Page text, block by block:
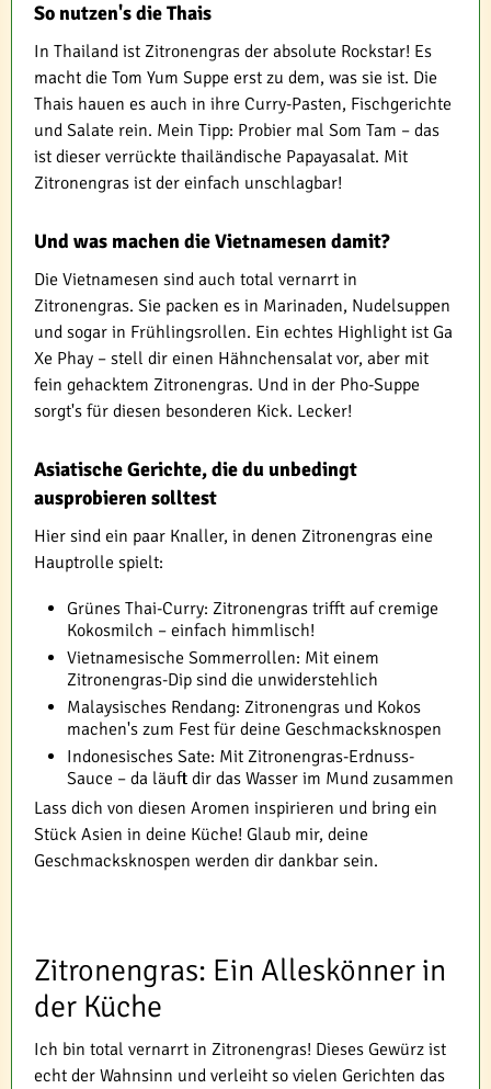
So nutzen's die Thais
In Thailand ist Zitronengras der absolute Rockstar! Es
macht die Tom Yum Suppe erst zu dem, was sie ist. Die
Thais hauen es auch in ihre Curry-Pasten, Fischgerichte
und Salate rein. Mein Tipp: Probier mal Som Tam – das
ist dieser verrückte thailändische Papayasalat. Mit
Zitronengras ist der einfach unschlagbar!
Und was machen die Vietnamesen damit?
Die Vietnamesen sind auch total vernarrt in
Zitronengras. Sie packen es in Marinaden, Nudelsuppen
und sogar in Frühlingsrollen. Ein echtes Highlight ist Ga
Xe Phay – stell dir einen Hähnchensalat vor, aber mit
fein gehacktem Zitronengras. Und in der Pho-Suppe
sorgt's für diesen besonderen Kick. Lecker!
Asiatische Gerichte, die du unbedingt
ausprobieren solltest
Hier sind ein paar Knaller, in denen Zitronengras eine
Hauptrolle spielt:
Grünes Thai-Curry: Zitronengras trifft auf cremige
Kokosmilch – einfach himmlisch!
Vietnamesische Sommerrollen: Mit einem
Zitronengras-Dip sind die unwiderstehlich
Malaysisches Rendang: Zitronengras und Kokos
machen's zum Fest für deine Geschmacksknospen
Indonesisches Sate: Mit Zitronengras-Erdnuss-
Sauce – da läuft dir das Wasser im Mund zusammen
Lass dich von diesen Aromen inspirieren und bring ein
Stück Asien in deine Küche! Glaub mir, deine
Geschmacksknospen werden dir dankbar sein.
Zitronengras: Ein Alleskönner in
der Küche
Ich bin total vernarrt in Zitronengras! Dieses Gewürz ist
echt der Wahnsinn und verleiht so vielen Gerichten das